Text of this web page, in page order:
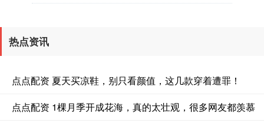
热点资讯
点点配资 夏天买凉鞋，别只看颜值，这几款穿着遭罪！
点点配资 1棵月季开成花海，真的太壮观，很多网友都羡慕